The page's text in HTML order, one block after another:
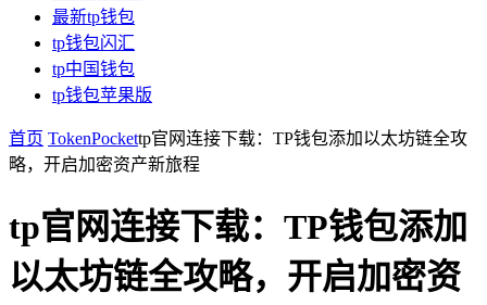
最新tp钱包
tp钱包闪汇
tp中国钱包
tp钱包苹果版
首页 TokenPockettp官网连接下载：TP钱包添加以太坊链全攻
略，开启加密资产新旅程
tp官网连接下载：TP钱包添加
以太坊链全攻略，开启加密资